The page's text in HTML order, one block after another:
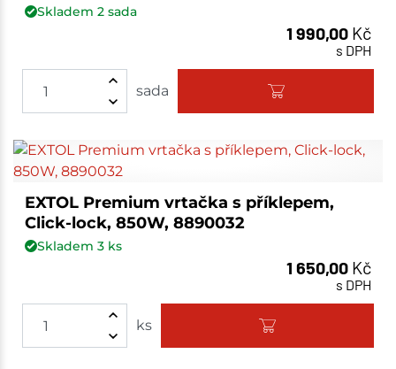
Skladem 2sada
1 990,00 Kč
s DPH
sada
EXTOL Premium vrtačka s příklepem,
Click-lock, 850W, 8890032
Skladem 3ks
1 650,00 Kč
s DPH
ks